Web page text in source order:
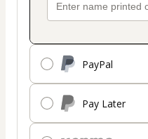
PayPal
Pay Later